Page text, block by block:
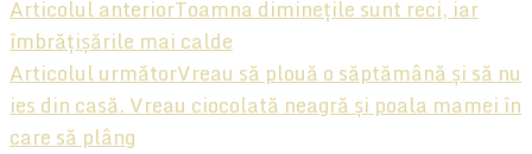
Articolul anteriorToamna diminețile sunt reci, iar
îmbrățișările mai calde
Articolul următorVreau să plouă o săptămână și să nu
ies din casă. Vreau ciocolată neagră și poala mamei în
care să plâng